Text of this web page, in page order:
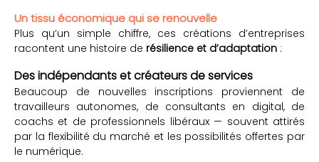
Un tissu économique qui se renouvelle
Plus qu’un simple chiffre, ces créations d’entreprises
racontent une histoire de résilience et d’adaptation :
Des indépendants et créateurs de services
Beaucoup de nouvelles inscriptions proviennent de
travailleurs autonomes, de consultants en digital, de
coachs et de professionnels libéraux — souvent attirés
par la flexibilité du marché et les possibilités offertes par
le numérique.